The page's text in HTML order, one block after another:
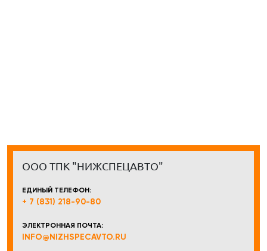
ООО ТПК "НИЖСПЕЦАВТО"
ЕДИНЫЙ ТЕЛЕФОН:
+ 7 (831) 218-90-80
ЭЛЕКТРОННАЯ ПОЧТА:
INFO@NIZHSPECAVTO.RU